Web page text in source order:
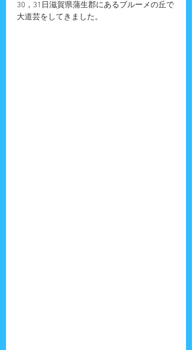
30，31日滋賀県蒲生郡にあるブルーメの丘で
大道芸をしてきました。